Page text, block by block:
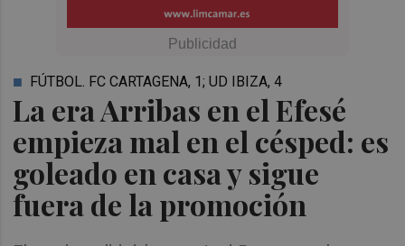
La era Arribas en el Efesé
empieza mal en el césped: es
goleado en casa y sigue
fuera de la promoción
FÚTBOL. FC CARTAGENA, 1; UD IBIZA, 4